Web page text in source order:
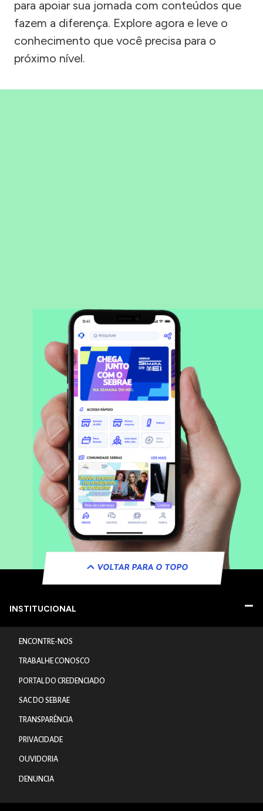
para apoiar sua jornada com conteúdos que
fazem a diferença. Explore agora e leve o
conhecimento que você precisa para o
próximo nível.
VOLTAR PARA O TOPO
INSTITUCIONAL
ENCONTRE-NOS
TRABALHE CONOSCO
PORTAL DO CREDENCIADO
SAC DO SEBRAE
TRANSPARÊNCIA
PRIVACIDADE
OUVIDORIA
DENUNCIA